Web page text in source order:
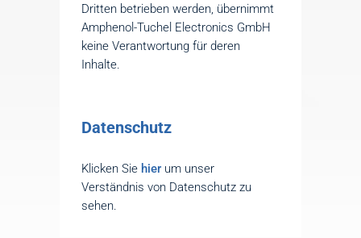
Dritten betrieben werden, übernimmt
Amphenol-Tuchel Electronics GmbH
keine Verantwortung für deren
Inhalte.
Datenschutz
Klicken Sie hier um unser
Verständnis von Datenschutz zu
sehen.